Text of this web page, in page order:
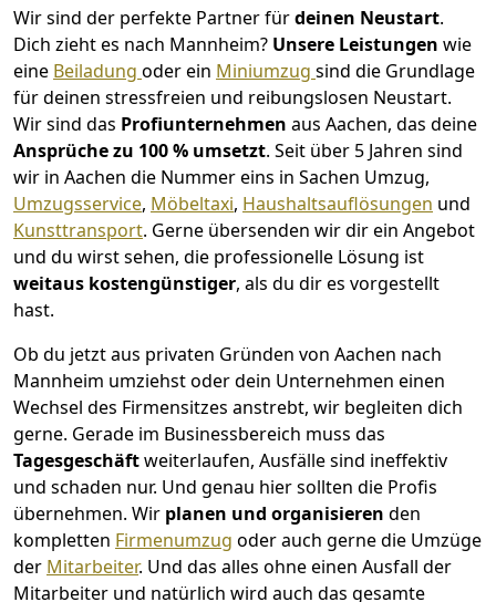
Wir sind der perfekte Partner fürdeinen Neustart.
Dich zieht es nach Mannheim? Unsere Leistungen wie
eine Beiladung oder ein Miniumzug sind die Grundlage
für deinen stressfreien und reibungslosen Neustart.
Wir sind das Profiunternehmen aus Aachen, das deine
Ansprüche zu 100 % umsetzt. Seit über 5 Jahren sind
wir in Aachen die Nummer eins in Sachen Umzug,
Umzugsservice, Möbeltaxi, Haushaltsauflösungen und
Kunsttransport. Gerne übersenden wir dir ein Angebot
und du wirst sehen, die professionelle Lösung ist
weitaus kostengünstiger, als du dir es vorgestellt
hast.
Ob du jetzt aus privaten Gründen von Aachen nach
Mannheim umziehst oder dein Unternehmen einen
Wechsel des Firmensitzes anstrebt, wir begleiten dich
gerne. Gerade im Businessbereich muss das
Tagesgeschäftweiterlaufen, Ausfälle sind ineffektiv
und schaden nur. Und genau hier sollten die Profis
übernehmen. Wir planen und organisieren den
kompletten Firmenumzug oder auch gerne die Umzüge
der Mitarbeiter. Und das alles ohne einen Ausfall der
Mitarbeiter und natürlich wird auch das gesamte